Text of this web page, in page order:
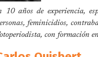
10 años de experiencia,
feminicidios,
con formación